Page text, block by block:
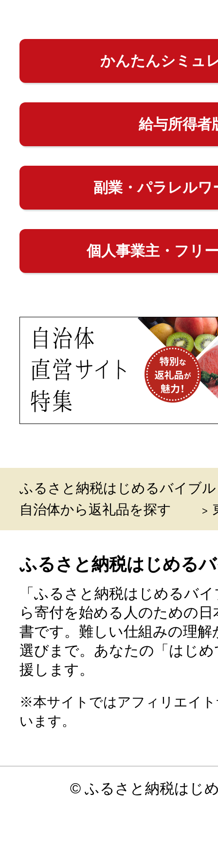
かんたんシミュ
給与所得者
副業・パラレルワ
個人事業主・フリ
ふるさと納税はじめるバイブル
自治体から返礼品を探す
ふるさと納税はじめる
「ふるさと納税はじめるバ
ら寄付を始める人のための
書です。難しい仕組みの理
選びまで。あなたの「はじ
援します。
※本サイトではアフィリエイ
います。
© ふるさと納税はじ